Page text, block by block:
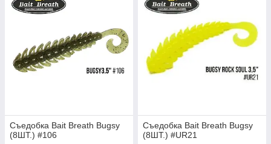
Съедобка Bait Breath Bugsy
(8ШТ.) #106
Съедобка Bait Breath Bugsy
(8ШТ.) #UR21